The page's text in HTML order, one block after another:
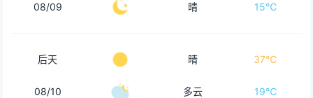
08/09 晴 15℃
后天 晴 37℃
08/10 多云 19℃